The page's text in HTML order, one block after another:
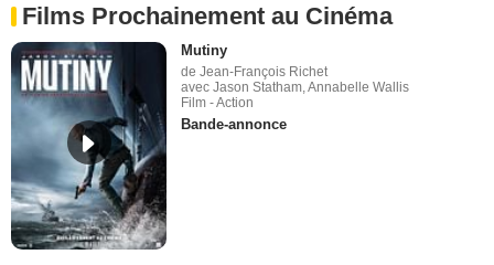
Films Prochainement au Cinéma
Mutiny
de Jean-François Richet
avec Jason Statham, Annabelle Wallis
Film - Action
Bande-annonce